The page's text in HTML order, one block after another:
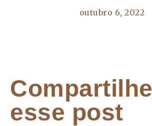
outubro 6, 2022
Compartilhe
esse post